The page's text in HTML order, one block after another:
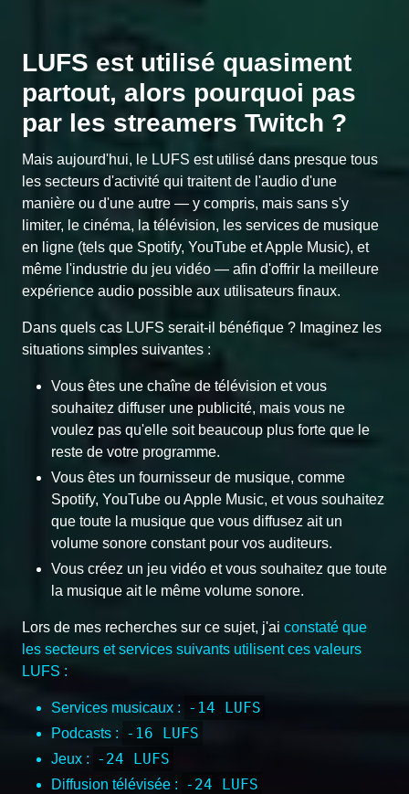
LUFS est utilisé quasiment
partout, alors pourquoi pas
par les streamers Twitch ?
Mais aujourd'hui, le LUFS est utilisé dans presque tous
les secteurs d'activité qui traitent de l'audio d'une
manière ou d'une autre — y compris, mais sans s'y
limiter, le cinéma, la télévision, les services de musique
en ligne (tels que Spotify, YouTube et Apple Music), et
même l'industrie du jeu vidéo — afin d'offrir la meilleure
expérience audio possible aux utilisateurs finaux.
Dans quels cas LUFS serait-il bénéfique ? Imaginez les
situations simples suivantes :
Vous êtes une chaîne de télévision et vous
souhaitez diffuser une publicité, mais vous ne
voulez pas qu'elle soit beaucoup plus forte que le
reste de votre programme.
Vous êtes un fournisseur de musique, comme
Spotify, YouTube ou Apple Music, et vous souhaitez
que toute la musique que vous diffusez ait un
volume sonore constant pour vos auditeurs.
Vous créez un jeu vidéo et vous souhaitez que toute
la musique ait le même volume sonore.
Lors de mes recherches sur ce sujet, j'ai constaté que
les secteurs et services suivants utilisent ces valeurs
LUFS :
Services musicaux : -14 LUFS
Podcasts : -16 LUFS
Jeux : -24 LUFS
Diffusion télévisée : -24 LUFS